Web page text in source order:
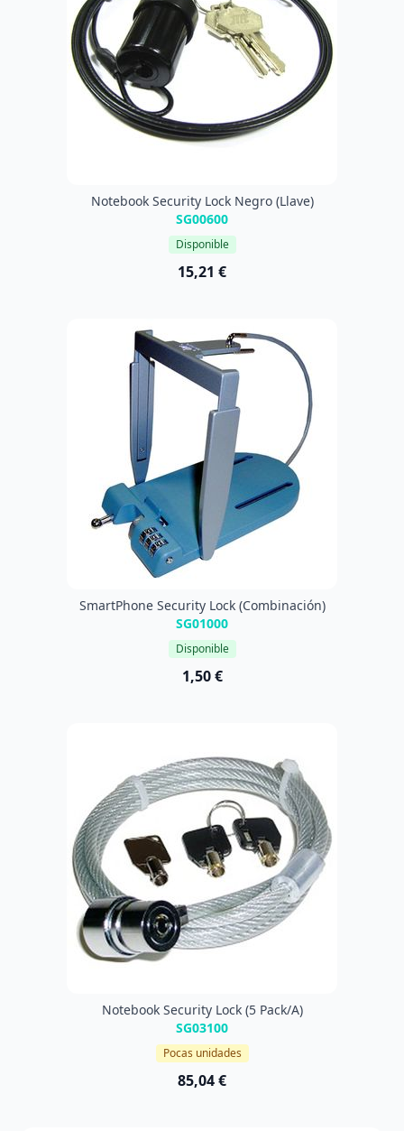
Notebook Security Lock Negro (Llave)
SG00600
Disponible
15,21 €
SmartPhone Security Lock (Combinación)
SG01000
Disponible
1,50 €
Notebook Security Lock (5 Pack/A)
SG03100
Pocas unidades
85,04 €